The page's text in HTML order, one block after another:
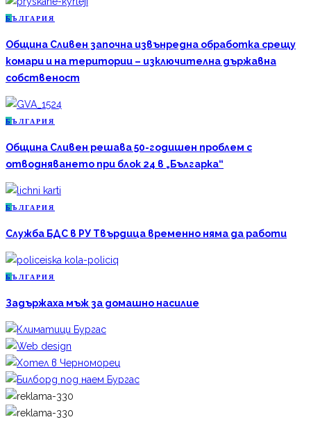
Б ЪЛГАРИЯ
Община Сливен започна извънредна обработка срещу
комари и на територии – изключителна държавна
собственост
Б ЪЛГАРИЯ
Община Сливен решава 50-годишен проблем с
отводняването при блок 24 в „Българка“
Б ЪЛГАРИЯ
Служба БДС в РУ Твърдица временно няма да работи
Б ЪЛГАРИЯ
Задържаха мъж за домашно насилие